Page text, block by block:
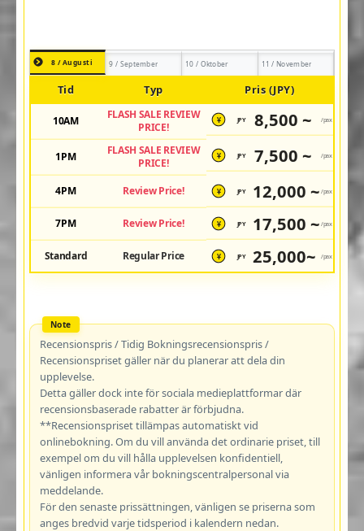
8 / Augusti 9 / September 10 / Oktober 11 / November
Tid Typ Pris (JPY)
10AM
FLASH SALE REVIEW
PRICE!
¥ JPY 8,500 ~ /pax
1PM
FLASH SALE REVIEW
PRICE!
¥ JPY 7,500 ~ /pax
4PM Review Price! ¥ JPY 12,000 ~ /pax
7PM Review Price! ¥ JPY 17,500 ~ /pax
Standard Regular Price ¥ JPY 25,000~ /pax
Recensionspris / Tidig Bokningsrecensionspris /
Recensionspriset gäller när du planerar att dela din
upplevelse.
Detta gäller dock inte för sociala medieplattformar där
recensionsbaserade rabatter är förbjudna.
**Recensionspriset tillämpas automatiskt vid
onlinebokning. Om du vill använda det ordinarie priset, till
exempel om du vill hålla upplevelsen konfidentiell,
vänligen informera vår bokningscentralpersonal via
meddelande.
För den senaste prissättningen, vänligen se priserna som
anges bredvid varje tidsperiod i kalendern nedan.